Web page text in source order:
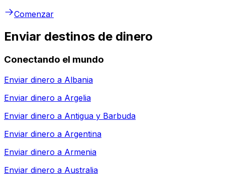
Comenzar
Enviar destinos de dinero
Conectando el mundo
Enviar dinero a Albania
Enviar dinero a Argelia
Enviar dinero a Antigua y Barbuda
Enviar dinero a Argentina
Enviar dinero a Armenia
Enviar dinero a Australia